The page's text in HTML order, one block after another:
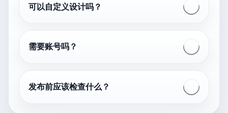
可以自定义设计吗？
需要账号吗？
发布前应该检查什么？